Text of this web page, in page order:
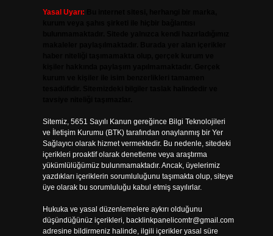
Yasal Uyarı:
Sitemiz, 5651 Sayılı Kanun gereğince Bilgi Teknolojileri
ve İletişim Kurumu (BTK) tarafından onaylanmış bir Yer
Sağlayıcı olarak hizmet vermektedir. Bu nedenle, sitedeki
içerikleri proaktif olarak denetleme veya araştırma
yükümlülüğümüz bulunmamaktadır. Ancak, üyelerimiz
yazdıkları içeriklerin sorumluluğunu taşımakta olup, siteye
üye olarak bu sorumluluğu kabul etmiş sayılırlar.
Hukuka ve yasal düzenlemelere aykırı olduğunu
düşündüğünüz içerikleri, backlinkpanelicomtr@gmail.com
adresine bildirmeniz halinde, ilgili içerikler yasal süre